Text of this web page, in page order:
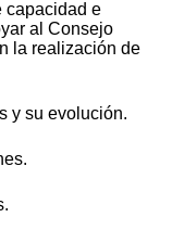
capacidad e
al Consejo
la realización de
y su evolución.